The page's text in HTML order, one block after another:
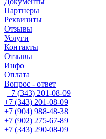
Партнеры
Реквизиты
Отзывы
Услуги
Контакты
Отзывы
Инфо
Оплата
Вопрос - ответ
+7 (343) 201-08-09
+7 (343) 201-08-09
+7 (904) 988-48-38
+7 (902) 275-67-89
+7 (343) 290-08-09